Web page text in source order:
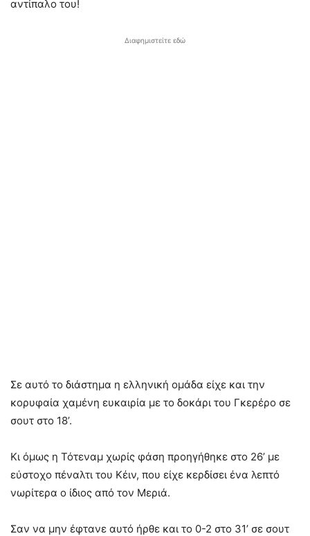
αντίπαλο του!
Διαφημιστείτε εδώ
Σε αυτό το διάστημα η ελληνική ομάδα είχε και την
κορυφαία χαμένη ευκαιρία με το δοκάρι του Γκερέρο σε
σουτ στο 18’.
Κι όμως η Τότεναμ χωρίς φάση προηγήθηκε στο 26’ με
εύστοχο πέναλτι του Κέιν, που είχε κερδίσει ένα λεπτό
νωρίτερα ο ίδιος από τον Μεριά.
Σαν να μην έφτανε αυτό ήρθε και το 0-2 στο 31’ σε σουτ